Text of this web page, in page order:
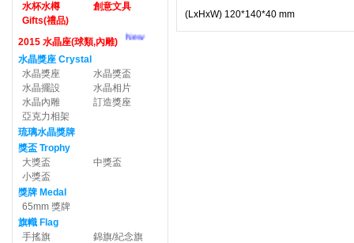
水杯水樽
創意文具
Gifts(禮品)
2015 水晶座(球類,內雕)
New
水晶獎座 Crystal
水晶獎座
水晶獎盃
水晶擺設
水晶相片
水晶內雕
訂造獎座
亞克力相架
琉璃水晶獎牌
獎盃 Trophy
大獎盃
中獎盃
小獎盃
獎牌 Medal
65mm 獎牌
旗幟 Flag
手搖旗
錦旗/紀念旗
(LxHxW) 120*140*40 mm